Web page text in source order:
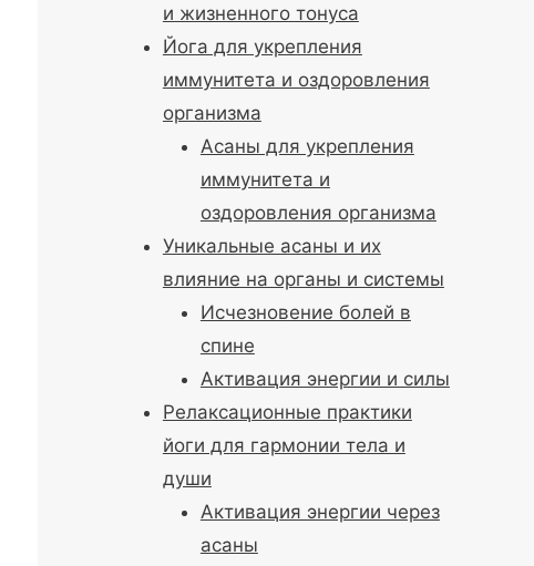
и жизненного тонуса
Йога для укрепления
иммунитета и оздоровления
организма
Асаны для укрепления
иммунитета и
оздоровления организма
Уникальные асаны и их
влияние на органы и системы
Исчезновение болей в
спине
Активация энергии и силы
Релаксационные практики
йоги для гармонии тела и
души
Активация энергии через
асаны